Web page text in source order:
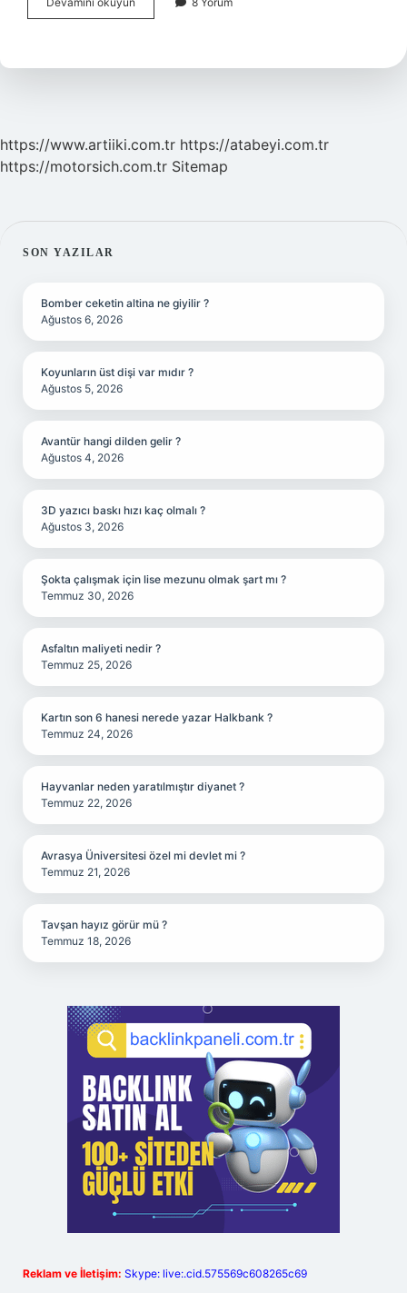
Bitiminden
Hamile
https://www.artiiki.com.tr https://atabeyi.com.tr
https://motorsich.com.tr Sitemap
SIDEBAR
SON YAZILAR
Bomber ceketin altina ne giyilir ?
Ağustos 6, 2026
Koyunların üst dişi var mıdır ?
Ağustos 5, 2026
Avantür hangi dilden gelir ?
Ağustos 4, 2026
3D yazıcı baskı hızı kaç olmalı ?
Ağustos 3, 2026
Şokta çalışmak için lise mezunu olmak şart mı ?
Temmuz 30, 2026
Asfaltın maliyeti nedir ?
Temmuz 25, 2026
Kartın son 6 hanesi nerede yazar Halkbank ?
Temmuz 24, 2026
Hayvanlar neden yaratılmıştır diyanet ?
Temmuz 22, 2026
Avrasya Üniversitesi özel mi devlet mi ?
Temmuz 21, 2026
Tavşan hayız görür mü ?
Temmuz 18, 2026
Reklam ve İletişim: Skype: live:.cid.575569c608265c69